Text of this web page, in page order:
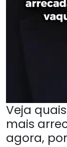
Veja
mais
agora,